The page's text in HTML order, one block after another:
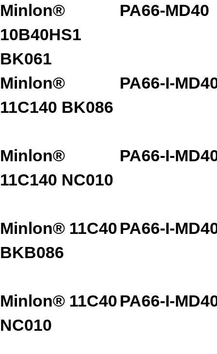
Minlon®
10B40HS1
BK061
PA66-MD40
Minlon®
11C140 BK086
PA66-I-
Minlon®
11C140 NC010
PA66-I-
Minlon® 11C40
BKB086
PA66-I-
Minlon® 11C40
NC010
PA66-I-